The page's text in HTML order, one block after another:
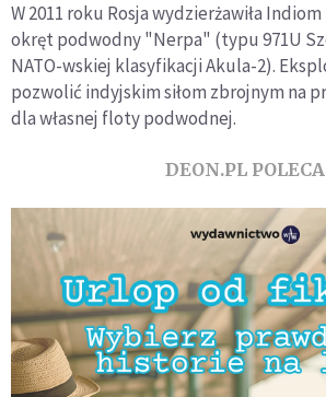
W 2011 roku Rosja wydzierżawiła
okręt podwodny "Nerpa" (typu 971U
NATO-wskiej klasyfikacji Akula-2).
pozwolić indyjskim siłom zbrojnym na
dla własnej floty podwodnej.
DEON.PL POLECA